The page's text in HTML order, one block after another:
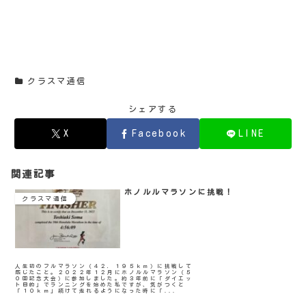
クラスマ通信
シェアする
X Facebook LINE
関連記事
クラスマ通信
ホノルルマラソンに挑戦！
人生初のフルマラソン（４２．１９５ｋｍ）に挑戦して
感じたこと。２０２２年１２月にホノルルマラソン（５
０回記念大会）に参加しました。約３年前に「ダイエッ
ト目的」でランニングを始めた私ですが、気がつくと
「１０ｋｍ」続けて走れるようになった時に「...